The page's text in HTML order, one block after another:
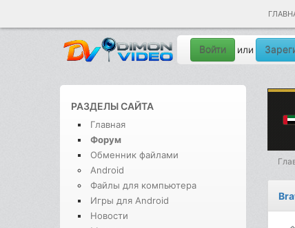
Войти или
РАЗДЕЛЫ САЙТА
Главная
Форум
Обменник файлами
Android
Файлы для компьютера
Игры для Android
Новости